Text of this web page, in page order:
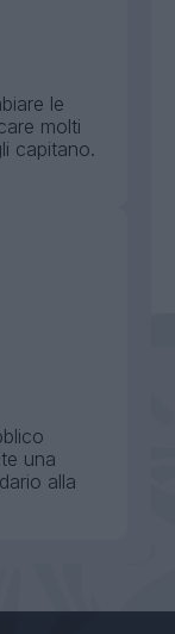
le
molti
capitano.
una
alla